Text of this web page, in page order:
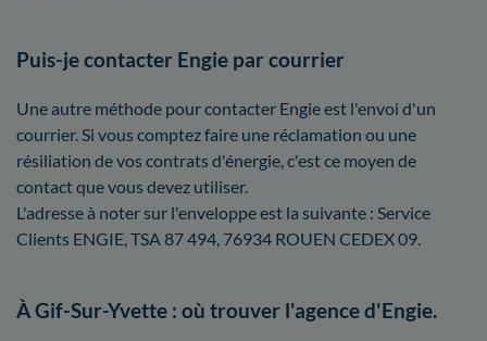
Puis-je contacter Engie par courrier
Une autre méthode pour contacter Engie est l'envoi d'un
courrier. Si vous comptez faire une réclamation ou une
résiliation de vos contrats d'énergie, c'est ce moyen de
contact que vous devez utiliser.
L'adresse à noter sur l'enveloppe est la suivante : Service
Clients ENGIE, TSA 87 494, 76934 ROUEN CEDEX 09.
À Gif-Sur-Yvette : où trouver l'agence d'Engie.